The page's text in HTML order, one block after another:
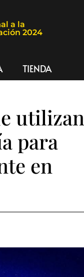
a la
2024
TIENDA
para
en